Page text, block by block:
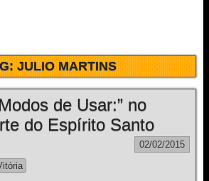
JULIO MARTINS
de Usar:” no
do Espírito Santo
02/02/2015